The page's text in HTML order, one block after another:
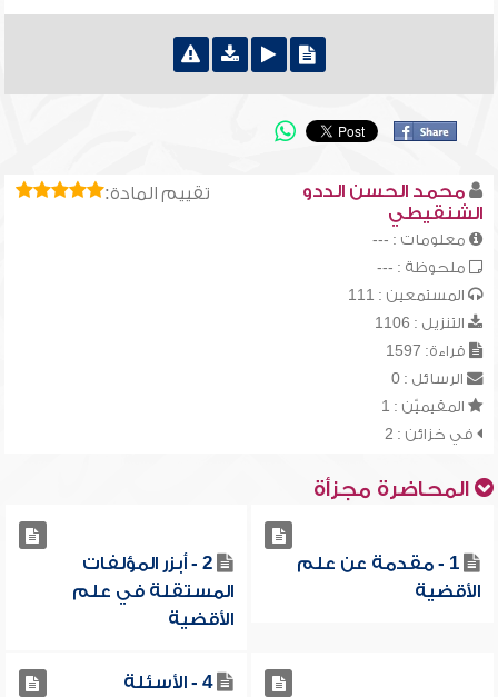
تقييم المادة:
محمد الحسن الددو
الشنقيطي
معلومات : ---
ملحوظة : ---
المستمعين : 111
التنزيل : 1106
قراءة: 1597
الرسائل : 0
المقيميّن : 1
في خزائن : 2
المحاضرة مجزأة
1 - مقدمة عن علم
الأقضية
2 - أبزر المؤلفات
المستقلة في علم
الأقضية
4 - الأسئلة